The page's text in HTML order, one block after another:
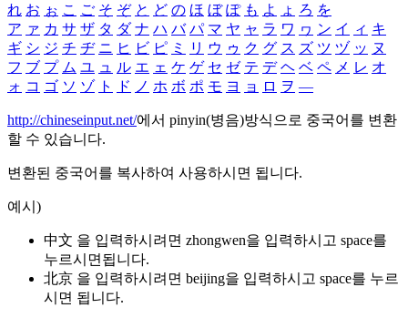
れ お ぉ こ ご そ ぞ と ど の ほ ぼ ぽ も よ ょ ろ を
ア ァ カ サ ザ タ ダ ナ ハ バ パ マ ヤ ャ ラ ワ ヮ ン イ ィ キ
ギ シ ジ チ ヂ ニ ヒ ビ ピ ミ リ ウ ゥ ク グ ス ズ ツ ヅ ッ ヌ
フ ブ プ ム ユ ュ ル エ ェ ケ ゲ セ ゼ テ デ ヘ ベ ペ メ レ オ
ォ コ ゴ ソ ゾ ト ド ノ ホ ボ ポ モ ヨ ョ ロ ヲ ―
http://chineseinput.net/에서 pinyin(병음)방식으로 중국어를 변환
할 수 있습니다.
변환된 중국어를 복사하여 사용하시면 됩니다.
예시)
中文 을 입력하시려면 zhongwen을 입력하시고 space를
누르시면됩니다.
北京 을 입력하시려면 beijing을 입력하시고 space를 누르
시면 됩니다.